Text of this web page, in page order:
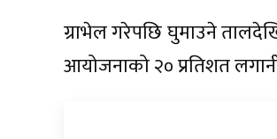
ग्राभेल गरेपछि घुमाउने
आयोजनाको २० प्रतिशत